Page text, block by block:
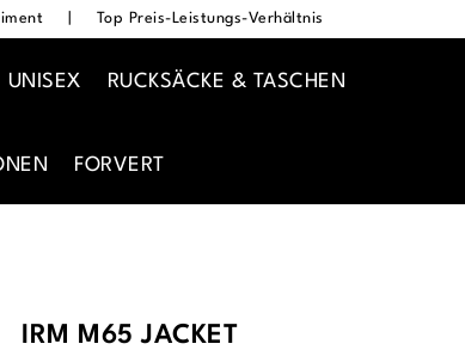
Top Preis-Leistungs-Verhältnis
UNISEX RUCKSÄCKE & TASCHEN
FORVERT
IRM M65 JACKET